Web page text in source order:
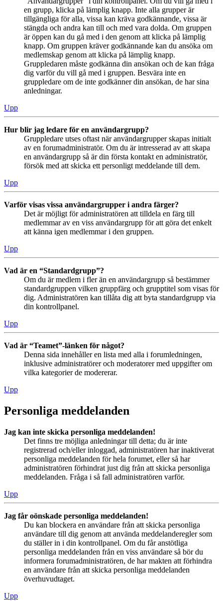
en grupp, klicka på lämplig knapp. Inte alla grupper är
tillgängliga för alla, vissa kan kräva godkännande, vissa är
stängda och andra kan till och med vara dolda. Om gruppen
är öppen kan du gå med i den genom att klicka på lämplig
knapp. Om gruppen kräver godkännande kan du ansöka om
medlemskap genom att klicka på lämplig knapp.
Gruppledaren måste godkänna din ansökan och de kan fråga
dig varför du vill gå med i gruppen. Besvära inte en
gruppledare om de inte godkänner din ansökan, de har sina
anledningar.
Upp
Hur blir jag ledare för en användargrupp?
Gruppledare utses oftast när användargrupper skapas initialt
av en forumadministratör. Om du är intresserad av att skapa
en användargrupp så är din första kontakt en administratör,
försök med att skicka ett personligt meddelande till dem.
Upp
Varför visas vissa användargrupper i andra färger?
Det är möjligt för administratören att tilldela en färg till
medlemmar av en viss användargrupp för att göra det enkelt
att känna igen medlemmar i den gruppen.
Upp
Vad är en “Standardgrupp”?
Om du är medlem i fler än en användargrupp så bestämmer
standardgruppen vilken gruppfärg och grupptitel som visas för
dig. Administratören kan tillåta dig att byta standardgrupp via
din kontrollpanel.
Upp
Vad är “Teamet”-länken för något?
Denna sida innehåller en lista med alla i forumledningen,
inklusive administratörer och moderatorer med uppgifter om
vilka kategorier de modererar.
Upp
Personliga meddelanden
Jag kan inte skicka personliga meddelanden!
Det finns tre möjliga anledningar till detta; du är inte
registrerad och/eller inloggad, administratören har inaktiverat
personliga meddelanden för hela forumet, eller så har
administratören förhindrat just dig från att skicka personliga
meddelanden. Fråga i så fall administratören varför.
Upp
Jag får oönskade personliga meddelanden!
Du kan blockera en användare från att skicka personliga
användare till dig genom att använda meddelanderegler som
du ställer in i din kontrollpanel. Om du får anstötliga
personliga meddelanden från en viss användare så bör du
informera forumadministratören, de har makten att förhindra
en användare från att skicka personliga meddelanden
överhuvudtaget.
Upp